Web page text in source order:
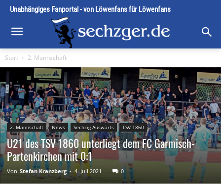
Unabhängiges Fanportal - von Löwenfans für Löwenfans
Start 2. Mannschaft
2. Mannschaft News Sechzig Auswärts TSV 1860
U21 des TSV 1860 unterliegt dem FC Garmisch-
Partenkirchen mit 0:1
Von Stefan Kranzberg - 4. Juli 2021 0